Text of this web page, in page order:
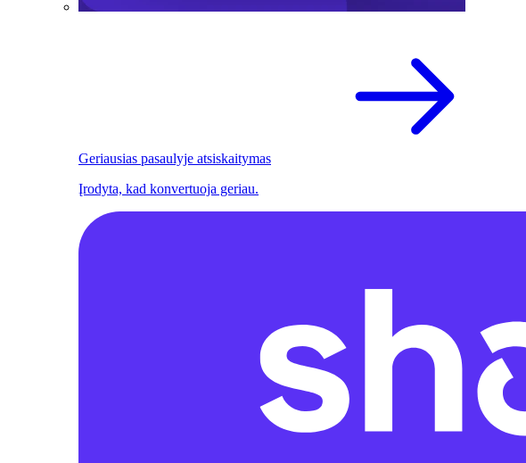
Geriausias pasaulyje atsiskaitymas
Įrodyta, kad konvertuoja geriau.